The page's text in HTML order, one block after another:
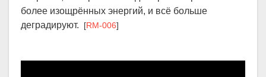
более изощрённых энергий, и всё больше
деградируют. [RM-006]